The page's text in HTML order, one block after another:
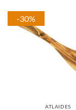
-30%
ATLAIDES